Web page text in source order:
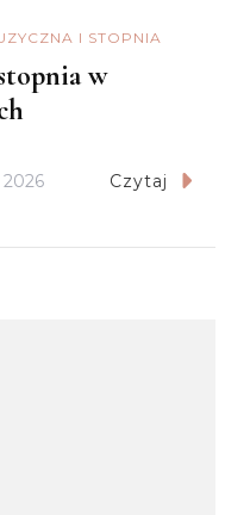
I STOPNIA
w
Czytaj